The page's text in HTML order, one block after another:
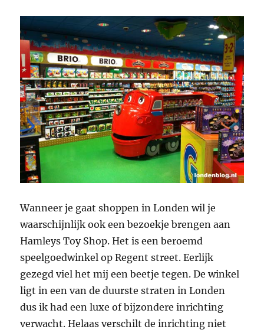
Wanneer je gaat shoppen in Londen wil je
waarschijnlijk ook een bezoekje brengen aan
Hamleys Toy Shop. Het is een beroemd
speelgoedwinkel op Regent street. Eerlijk
gezegd viel het mij een beetje tegen. De winkel
ligt in een van de duurste straten in Londen
dus ik had een luxe of bijzondere inrichting
verwacht. Helaas verschilt de inrichting niet